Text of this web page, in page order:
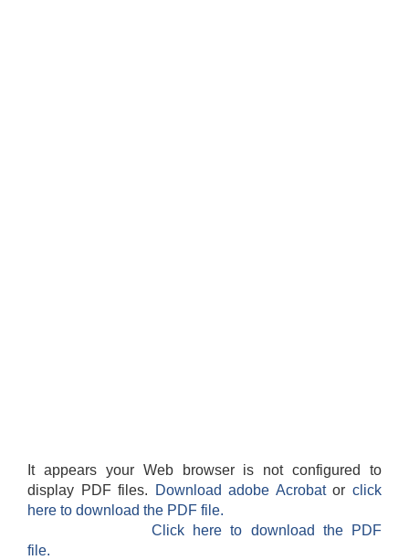
It appears your Web browser is not configured to
display PDF files.
Download adobe Acrobatorclick
here to download the PDF file.
Click here to download the PDF
file.